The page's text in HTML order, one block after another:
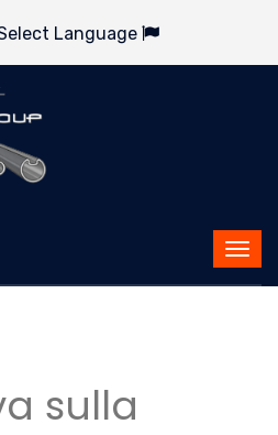
Language
sulla